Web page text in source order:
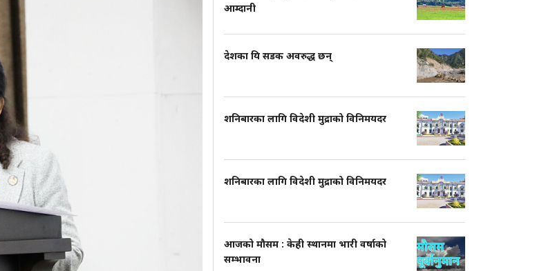
आम्दानी
देशका यि सडक अवरुद्ध छन्
शनिबारका लागि विदेशी मुद्राको विनिमयदर
शनिबारका लागि विदेशी मुद्राको विनिमयदर
आजको मौसम : केही स्थानमा भारी वर्षाको
सम्भावना